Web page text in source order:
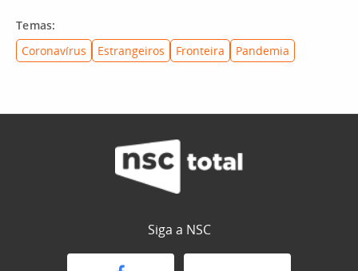
Temas:
Coronavírus
Estrangeiros Fronteira Pandemia
Siga a NSC